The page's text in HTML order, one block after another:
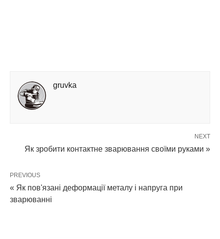
gruvka
NEXT
Як зробити контактне зварювання своїми руками »
PREVIOUS
« Як пов'язані деформації металу і напруга при
зварюванні